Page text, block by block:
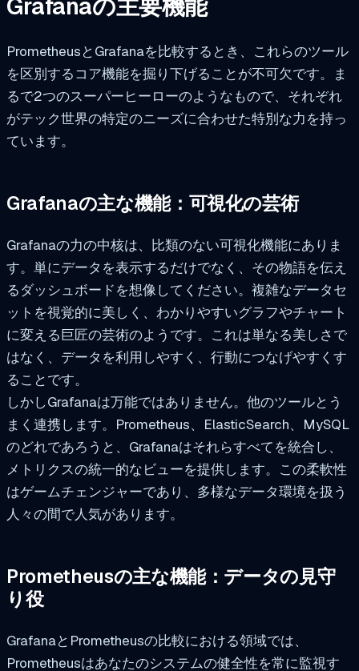
Grafanaの主要機能
PrometheusとGrafanaを比較するとき、これらのツール
を区別するコア機能を掘り下げることが不可欠です。ま
るで2つのスーパーヒーローのようなもので、それぞれ
がテック世界の特定のニーズに合わせた特別な力を持っ
ています。
Grafanaの主な機能：可視化の芸術
Grafanaの力の中核は、比類のない可視化機能にありま
す。単にデータを表示するだけでなく、その物語を伝え
るダッシュボードを想像してください。複雑なデータセ
ットを視覚的に美しく、わかりやすいグラフやチャート
に変える巨匠の芸術のようです。これは単なる美しさで
はなく、データを利用しやすく、行動につなげやすくす
ることです。
しかしGrafanaは万能ではありません。他のツールとう
まく連携します。Prometheus、ElasticSearch、MySQL
のどれであろうと、Grafanaはそれらすべてを統合し、
メトリクスの統一的なビューを提供します。この柔軟性
はゲームチェンジャーであり、多様なデータ環境を扱う
人々の間で人気があります。
Prometheusの主な機能：データの見守
り役
GrafanaとPrometheusの比較における領域では、
Prometheusはあなたのシステムの健全性を常に監視す